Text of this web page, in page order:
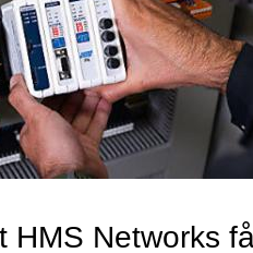
HMS Networks